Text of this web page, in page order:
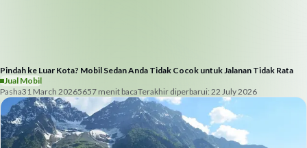
Pindah ke Luar Kota? Mobil Sedan Anda Tidak Cocok untuk Jalanan Tidak Rata
Jual Mobil
Pasha31 March 20265657 menit bacaTerakhir diperbarui: 22 July 2026